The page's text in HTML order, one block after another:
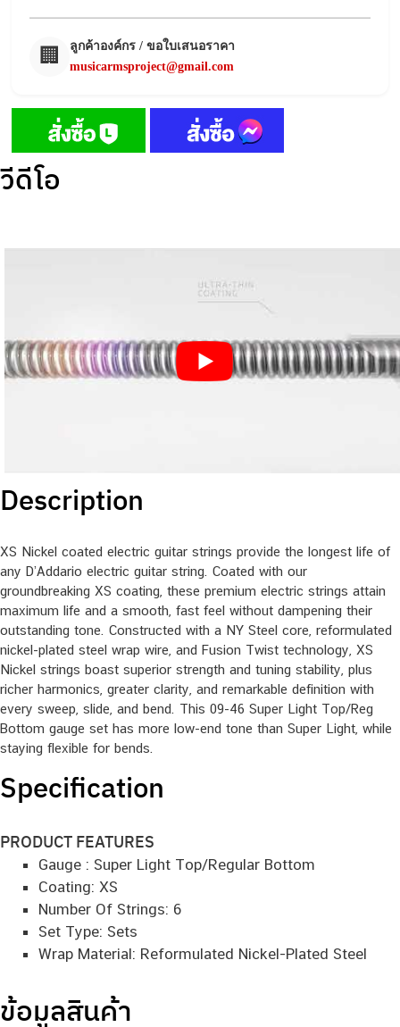
🏢
ลูกค้าองค์กร / ขอใบเสนอราคา
musicarmsproject@gmail.com
วีดีโอ
Description
XS Nickel coated electric guitar strings provide the longest life of
any D’Addario electric guitar string. Coated with our
groundbreaking XS coating, these premium electric strings attain
maximum life and a smooth, fast feel without dampening their
outstanding tone. Constructed with a NY Steel core, reformulated
nickel-plated steel wrap wire, and Fusion Twist technology, XS
Nickel strings boast superior strength and tuning stability, plus
richer harmonics, greater clarity, and remarkable definition with
every sweep, slide, and bend. This 09-46 Super Light Top/Reg
Bottom gauge set has more low-end tone than Super Light, while
staying flexible for bends.
Specification
PRODUCT FEATURES
Gauge : Super Light Top/Regular Bottom
Coating: XS
Number Of Strings: 6
Set Type: Sets
Wrap Material: Reformulated Nickel-Plated Steel
ข้อมูลสินค้า